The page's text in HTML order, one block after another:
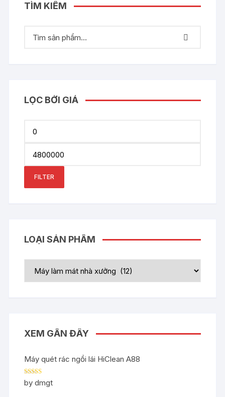
TÌM KIẾM
LỌC BỞI GIÁ
FILTER
LOẠI SẢN PHẨM
XEM GẦN ĐÂY
Máy quét rác ngồi lái HiClean A88
Rated5out
of 5
by dmgt